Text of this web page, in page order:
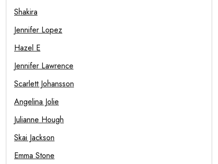
Shakira
Jennifer Lopez
Hazel E
Jennifer Lawrence
Scarlett Johansson
Angelina Jolie
Julianne Hough
Skai Jackson
Emma Stone